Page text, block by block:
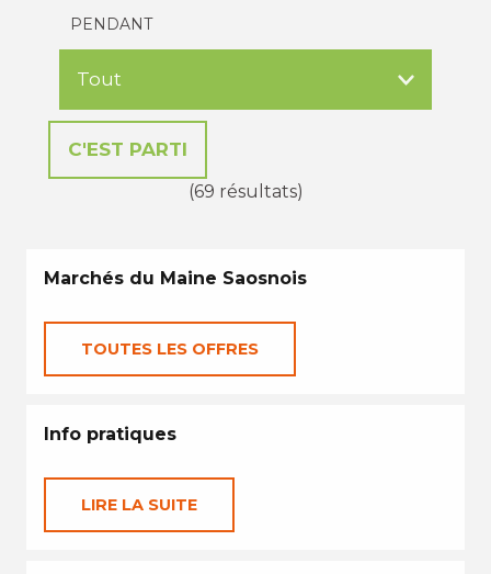
PENDANT
(69 résultats)
Marchés du Maine Saosnois
TOUTES LES OFFRES
Info pratiques
LIRE LA SUITE